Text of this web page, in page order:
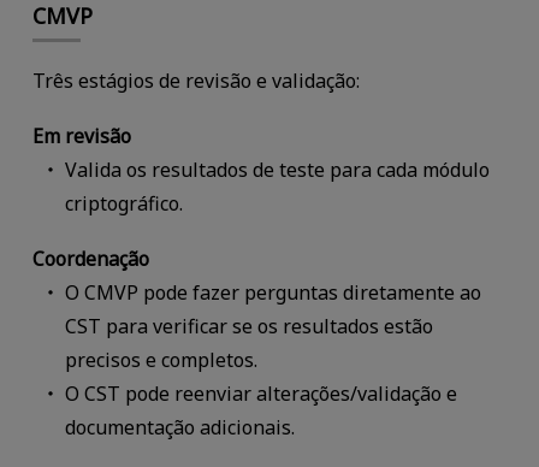
CMVP
Três estágios de revisão e validação:
Em revisão
Valida os resultados de teste para cada módulo
criptográfico.
Coordenação
O CMVP pode fazer perguntas diretamente ao
CST para verificar se os resultados estão
precisos e completos.
O CST pode reenviar alterações/validação e
documentação adicionais.